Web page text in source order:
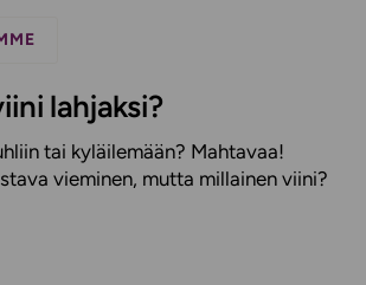
lahjaksi?
tai kyläilemään? Mahtavaa!
vieminen, mutta millainen viini?